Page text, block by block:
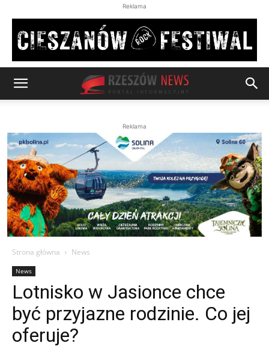
Reklama
Reklama
Strona główna News
News
Lotnisko w Jasionce chce
być przyjazne rodzinie. Co jej
oferuje?